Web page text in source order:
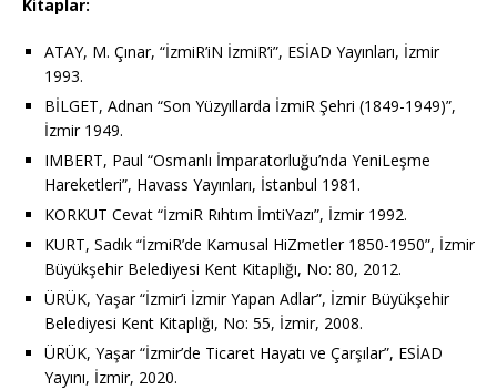
Kitaplar:
ATAY, M. Çınar, “İzmiR’iN İzmiR’i”, ESİAD Yayınları, İzmir
1993.
BİLGET, Adnan “Son Yüzyıllarda İzmiR Şehri (1849-1949)”,
İzmir 1949.
IMBERT, Paul “Osmanlı İmparatorluğu’nda YeniLeşme
Hareketleri”, Havass Yayınları, İstanbul 1981.
KORKUT Cevat “İzmiR Rıhtım İmtiYazı”, İzmir 1992.
KURT, Sadık “İzmiR’de Kamusal HiZmetler 1850-1950”, İzmir
Büyükşehir Belediyesi Kent Kitaplığı, No: 80, 2012.
ÜRÜK, Yaşar “İzmir’i İzmir Yapan Adlar”, İzmir Büyükşehir
Belediyesi Kent Kitaplığı, No: 55, İzmir, 2008.
ÜRÜK, Yaşar “İzmir’de Ticaret Hayatı ve Çarşılar”, ESİAD
Yayını, İzmir, 2020.